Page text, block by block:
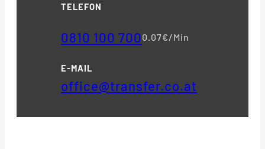
TELEFON
0810 100 7000.07€/Min
E-MAIL
office@transfer.co.at